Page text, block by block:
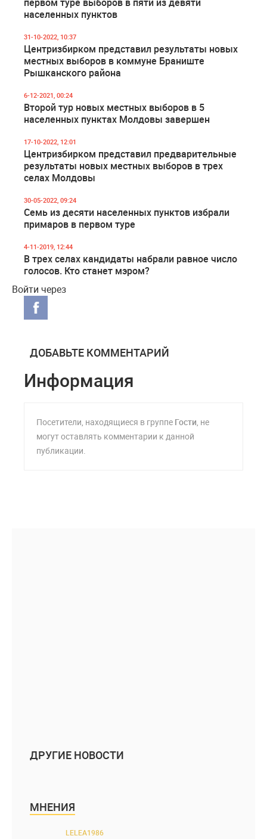
населенных пунктов
31-10-2022, 10:37
Центризбирком представил результаты новых
местных выборов в коммуне Браниште
Рышканского района
6-12-2021, 00:24
Второй тур новых местных выборов в 5
населенных пунктах Молдовы завершен
17-10-2022, 12:01
Центризбирком представил предварительные
результаты новых местных выборов в трех
селах Молдовы
30-05-2022, 09:24
Семь из десяти населенных пунктов избрали
примаров в первом туре
4-11-2019, 12:44
В трех селах кандидаты набрали равное число
голосов. Кто станет мэром?
Войти через
ДОБАВЬТЕ КОММЕНТАРИЙ
Информация
Посетители, находящиеся в группе Гости, не
могут оставлять комментарии к данной
публикации.
ДРУГИЕ НОВОСТИ
МНЕНИЯ
LELEA1986